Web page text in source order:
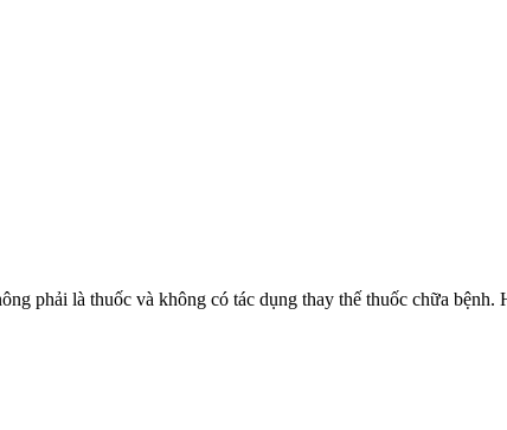
phải là thuốc và không có tác dụng thay thế thuốc chữa